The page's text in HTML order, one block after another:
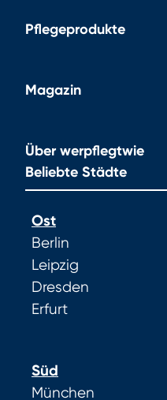
Pflegeprodukte
Magazin
Über werpflegtwie
Beliebte Städte
Ost
Berlin
Leipzig
Dresden
Erfurt
Süd
München